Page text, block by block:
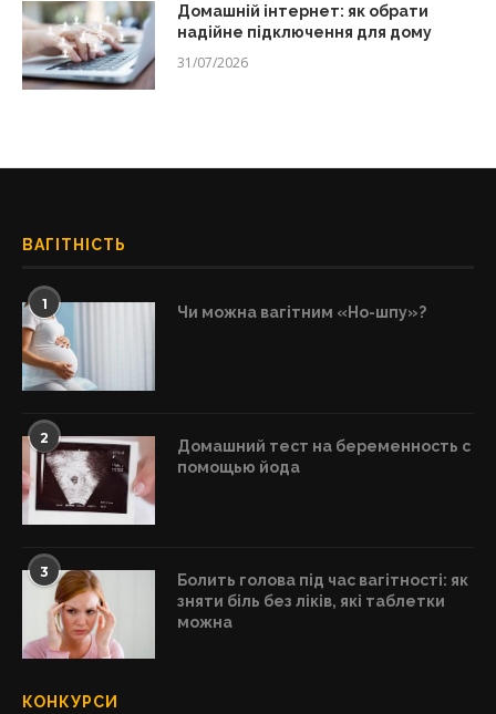
Домашній інтернет: як обрати
надійне підключення для дому
31/07/2026
ВАГІТНІСТЬ
1 Чи можна вагітним «Но-шпу»?
2
Домашний тест на беременность с
помощью йода
3
Болить голова під час вагітності: як
зняти біль без ліків, які таблетки
можна
КОНКУРСИ